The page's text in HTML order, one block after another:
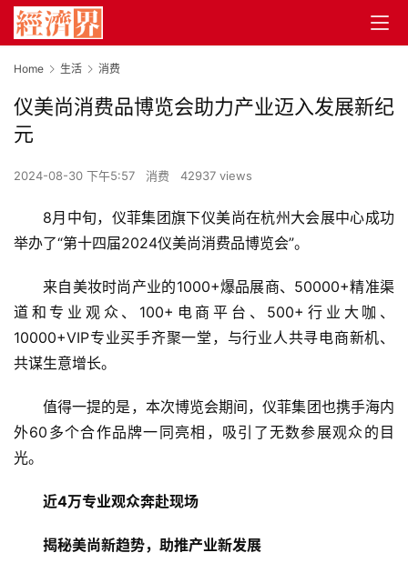
Home 生活 消费
仪美尚消费品博览会助力产业迈入发展新纪
元
2024-08-30 下午5:57 消费 42937 views
8月中旬，仪菲集团旗下仪美尚在杭州大会展中心成功
举办了“第十四届2024仪美尚消费品博览会”。
来自美妆时尚产业的1000+爆品展商、50000+精准渠
道和专业观众、100+电商平台、500+行业大咖、
10000+VIP专业买手齐聚一堂，与行业人共寻电商新机、
共谋生意增长。
值得一提的是，本次博览会期间，仪菲集团也携手海内
外60多个合作品牌一同亮相，吸引了无数参展观众的目
光。
近4万专业观众奔赴现场
揭秘美尚新趋势，助推产业新发展